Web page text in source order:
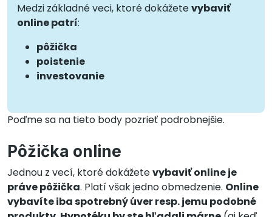
Medzi základné veci, ktoré dokážetevybaviť
online patrí:
pôžička
poistenie
investovanie
Poďme sa na tieto body pozrieť podrobnejšie.
Pôžička online
Jednou z vecí, ktoré dokážetevybaviť online je
práve pôžička. Platí však jedno obmedzenie. Online
vybavíte iba spotrebný úver resp. jemu podobné